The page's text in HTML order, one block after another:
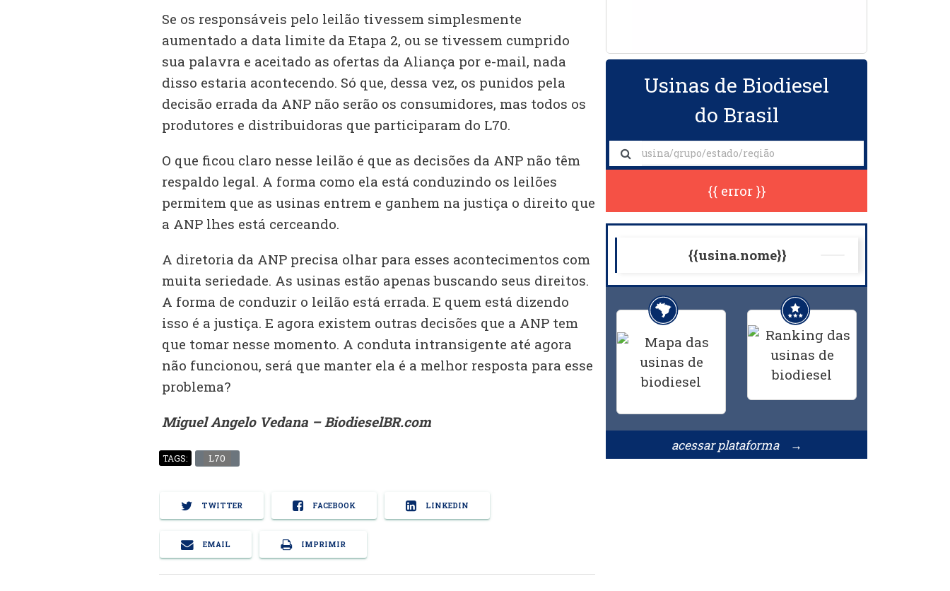
Se os responsáveis pelo leilão tivessem simplesmente
aumentado a data limite da Etapa 2, ou se tivessem cumprido
sua palavra e aceitado as ofertas da Aliança por e-mail, nada
disso estaria acontecendo. Só que, dessa vez, os punidos pela
decisão errada da ANP não serão os consumidores, mas todos os
produtores e distribuidoras que participaram do L70.
O que ficou claro nesse leilão é que as decisões da ANP não têm
respaldo legal. A forma como ela está conduzindo os leilões
permitem que as usinas entrem e ganhem na justiça o direito que
a ANP lhes está cerceando.
A diretoria da ANP precisa olhar para esses acontecimentos com
muita seriedade. As usinas estão apenas buscando seus direitos.
A forma de conduzir o leilão está errada. E quem está dizendo
isso é a justiça. E agora existem outras decisões que a ANP tem
que tomar nesse momento. A conduta intransigente até agora
não funcionou, será que manter ela é a melhor resposta para esse
problema?
Miguel Angelo Vedana – BiodieselBR.com
TAGS: L70
TWITTER FACEBOOK LINKEDIN
EMAIL IMPRIMIR
Usinas de Biodiesel
do Brasil
{{ error }}
{{usina.nome}}
acessar plataforma →